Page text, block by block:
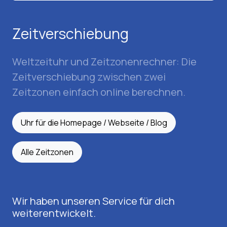
Zeitverschiebung
Weltzeituhr und Zeitzonenrechner: Die
Zeitverschiebung zwischen zwei
Zeitzonen einfach online berechnen.
Uhr für die Homepage / Webseite / Blog
Alle Zeitzonen
Wir haben unseren Service für dich
weiterentwickelt.